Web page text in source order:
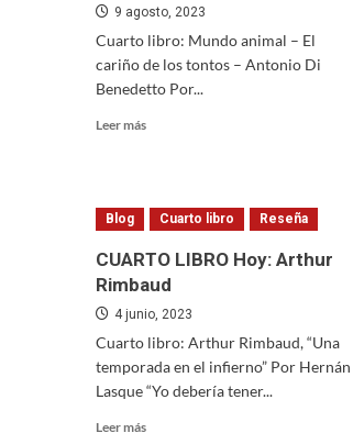
9 agosto, 2023
Cuarto libro: Mundo animal – El
cariño de los tontos – Antonio Di
Benedetto Por...
Leer másRead
libro:
Mundo
–
El
cariño
los
tontos
–
Di
Blog Cuarto libro Reseña
CUARTO LIBRO Hoy: Arthur
Rimbaud
4 junio, 2023
Cuarto libro: Arthur Rimbaud, “Una
temporada en el infierno” Por Hernán
Lasque “Yo debería tener...
Leer másRead